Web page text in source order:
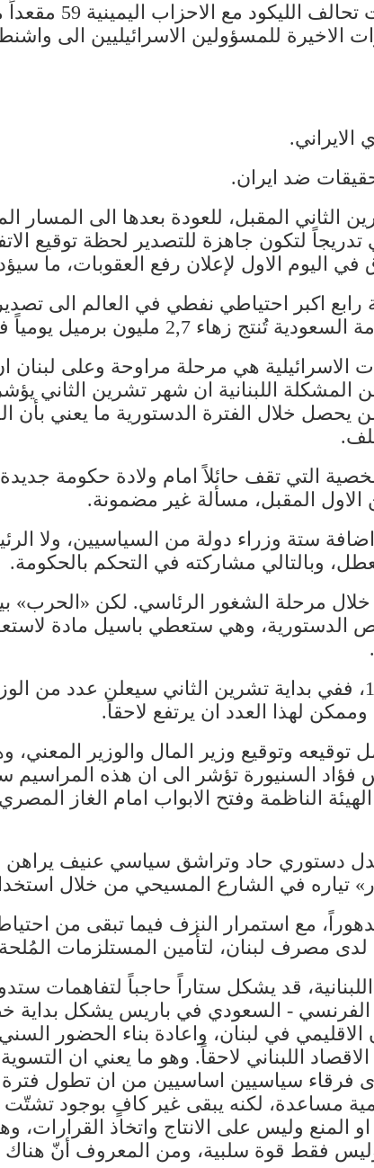
الاخيرة للمسؤولين الاسرائيليين الى
الثاني المقبل، للعودة بعدها الى
تدريجاً لتكون جاهزة للتصدير لحظة توقيع
رابع اكبر احتياطي نفطي في العالم الى
برميل يومياً في المرحلة الحالية.
الاسرائيلية هي مرحلة مراوحة وعلى
اللبنانية ان شهر تشرين الثاني
يحصل خلال الفترة الدستورية ما يعني بأن
التي تقف حائلاً امام ولادة حكومة
الاول المقبل، مسألة غير مضمونة.
ستة وزراء دولة من السياسيين، ولا
وبالتالي مشاركته في التحكم بالحكومة.
مرحلة الشغور الرئاسي. لكن «الحرب»
الدستورية، وهي ستعطي باسيل مادة
وهذا يعني انّ هناك تكراراً منقّحاً لمرحلة 1988-1990، ففي بداية تشرين
لهذا العدد ان يرتفع لاحقاً.
وتوقيع وزير المال والوزير
فؤاد السنيورة تؤشر الى ان هذه المراسيم
الناظمة وفتح الابواب امام الغاز
دستوري حاد وتراشق سياسي عنيف يراهن
تياره في الشارع المسيحي من خلال
مع استمرار النزف فيما تبقى من
لدى مصرف لبنان، لتأمين المستلزمات
قد يشكل ستاراً حاجباً لتفاهمات
- السعودي في باريس يشكل بداية
الاقليمي في لبنان، واعادة بناء الحضور
اللبناني لاحقاً. وهو ما يعني ان
فرقاء سياسيين اساسيين من ان تطول
مساعدة، لكنه يبقى غير كافٍ بوجود
المنع وليس على الانتاج واتخاذ القرارات،
وليس فقط قوة سلبية، ومن المعروف أنّ